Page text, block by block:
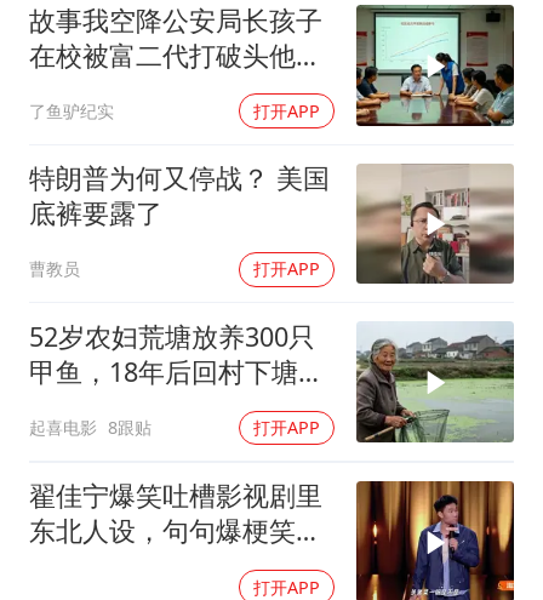
曹颖儿子首次演长剧
以军士兵把枪口对准中国记者
故事我空降公安局长孩子
在校被富二代打破头他爹
了鱼驴纪实 打开APP
特朗普为何又停战？ 美国
底裤要露了
曹教员 打开APP
52岁农妇荒塘放养300只
甲鱼，18年后回村下塘瞬
起喜电影 8跟贴 打开APP
翟佳宁爆笑吐槽影视剧里
东北人设，句句爆梗笑点
打开APP